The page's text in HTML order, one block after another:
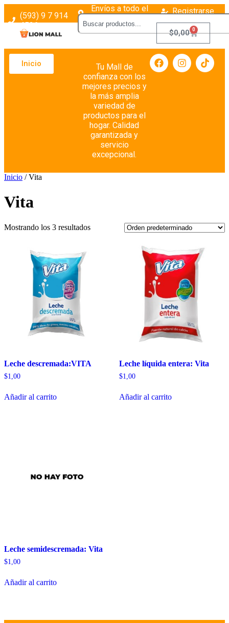
(593) 9 7 914
4526
Envíos a todo el
Registrarse
Login
$0,00 0
Inicio
Tu Mall de
confianza con los
mejores precios y
la más amplia
variedad de
productos para el
hogar. Calidad
garantizada y
servicio
excepcional.
Inicio / Vita
Vita
Mostrando los 3 resultados
Leche descremada:VITA
$1,00
Añadir al carrito
Leche líquida entera: Vita
$1,00
Añadir al carrito
Leche semidescremada: Vita
$1,00
Añadir al carrito